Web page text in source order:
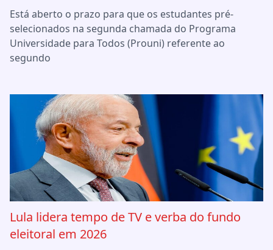
Está aberto o prazo para que os estudantes pré-
selecionados na segunda chamada do Programa
Universidade para Todos (Prouni) referente ao
segundo
Lula lidera tempo de TV e verba do fundo
eleitoral em 2026